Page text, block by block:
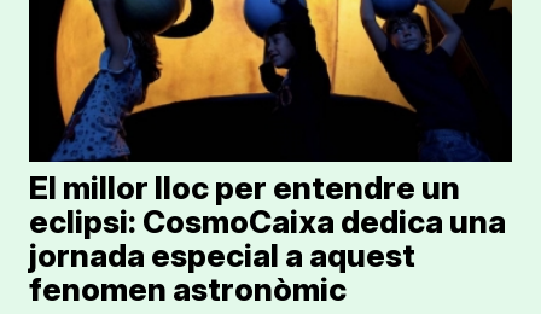
El millor lloc per entendre un
eclipsi: CosmoCaixa dedica una
jornada especial a aquest
fenomen astronòmic